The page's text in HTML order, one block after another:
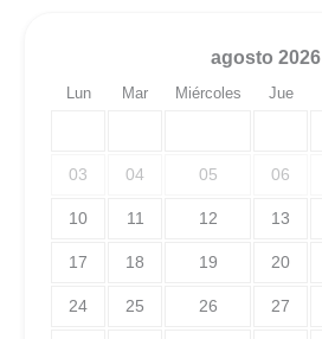
agosto 2026
Lun Mar Miércoles Jue
03 04 05 06
10 11 12 13
17 18 19 20
24 25 26 27